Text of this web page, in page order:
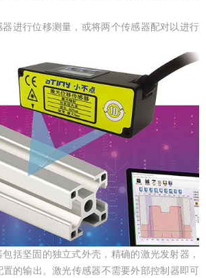
器进行位移测量，或将两个传感器配对以进行
括坚固的独立式外壳，精确的激光发射器，
的输出。激光传感器不需要外部控制器即可